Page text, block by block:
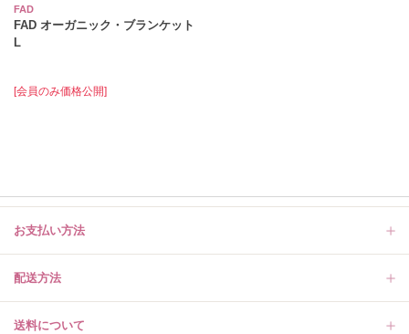
FAD
FAD オーガニック・ブランケット
L
[会員のみ価格公開]
お支払い方法
配送方法
送料について